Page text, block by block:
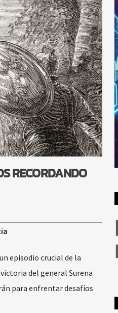
RECORDANDO
episodio crucial de la
del general Surena
para enfrentar desafíos